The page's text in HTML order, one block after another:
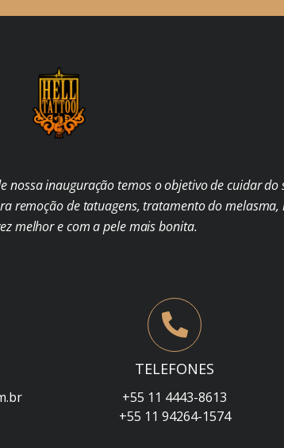
nossa inauguração temos o objetivo de cuidar do
remoção de tatuagens, tratamento do melasma,
melhor e com a pele mais bonita.
TELEFONES
+55 11 4443-8613
+55 11 94264-1574